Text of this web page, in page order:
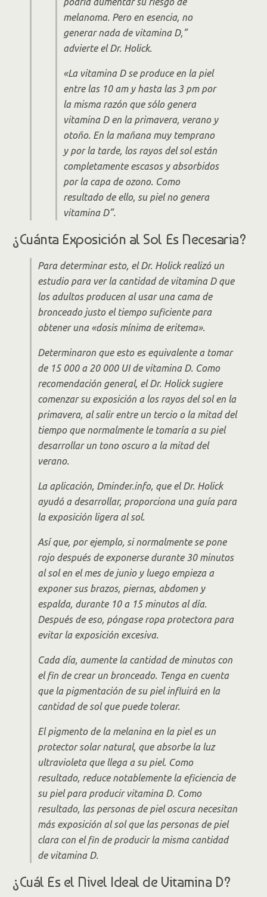
melanoma. Pero en esencia, no
generar nada de vitamina D,”
advierte el Dr. Holick.
«La vitamina D se produce en la piel
entre las 10 am y hasta las 3 pm por
la misma razón que sólo genera
vitamina D en la primavera, verano y
otoño. En la mañana muy temprano
y por la tarde, los rayos del sol están
completamente escasos y absorbidos
por la capa de ozono. Como
resultado de ello, su piel no genera
vitamina D”.
¿Cuánta Exposición al Sol Es Necesaria?
Para determinar esto, el Dr. Holick realizó un
estudio para ver la cantidad de vitamina D que
los adultos producen al usar una cama de
bronceado justo el tiempo suficiente para
obtener una «dosis mínima de eritema».
Determinaron que esto es equivalente a tomar
de 15 000 a 20 000 UI de vitamina D. Como
recomendación general, el Dr. Holick sugiere
comenzar su exposición a los rayos del sol en la
primavera, al salir entre un tercio o la mitad del
tiempo que normalmente le tomaría a su piel
desarrollar un tono oscuro a la mitad del
verano.
La aplicación, Dminder.info, que el Dr. Holick
ayudó a desarrollar, proporciona una guía para
la exposición ligera al sol.
Así que, por ejemplo, si normalmente se pone
rojo después de exponerse durante 30 minutos
al sol en el mes de junio y luego empieza a
exponer sus brazos, piernas, abdomen y
espalda, durante 10 a 15 minutos al día.
Después de eso, póngase ropa protectora para
evitar la exposición excesiva.
Cada día, aumente la cantidad de minutos con
el fin de crear un bronceado. Tenga en cuenta
que la pigmentación de su piel influirá en la
cantidad de sol que puede tolerar.
El pigmento de la melanina en la piel es un
protector solar natural, que absorbe la luz
ultravioleta que llega a su piel. Como
resultado, reduce notablemente la eficiencia de
su piel para producir vitamina D. Como
resultado, las personas de piel oscura necesitan
más exposición al sol que las personas de piel
clara con el fin de producir la misma cantidad
de vitamina D.
¿Cuál Es el Nivel Ideal de Vitamina D?